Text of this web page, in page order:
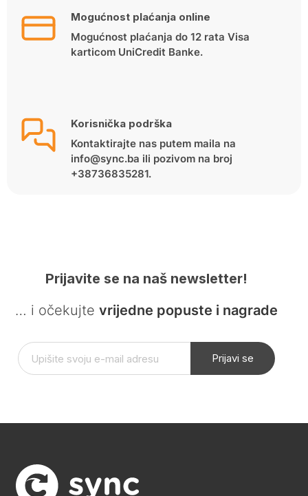
Mogućnost plaćanja online
Mogućnost plaćanja do 12 rata Visa
karticom UniCredit Banke.
Korisnička podrška
Kontaktirajte nas putem maila na
info@sync.ba ili pozivom na broj
+38736835281.
Prijavite se na naš newsletter!
… i očekujte vrijedne popuste i nagrade
Prijavi se